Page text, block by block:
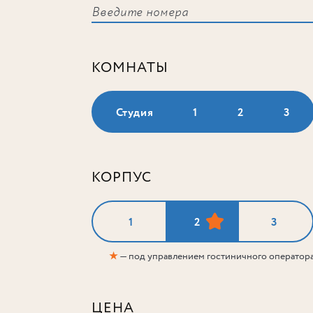
КОМНАТЫ
Студия 1 2 3
КОРПУС
1 2 3
★— под управлением гостиничного
ЦЕНА